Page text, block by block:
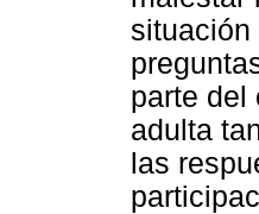
parte del
adulta
las